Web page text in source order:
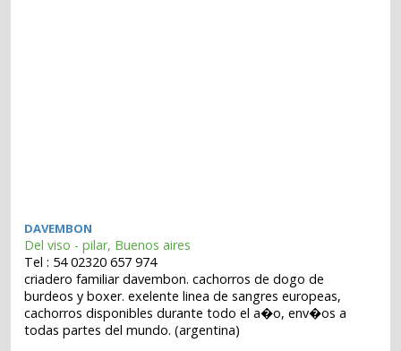
DAVEMBON
Del viso - pilar, Buenos aires
Tel : 54 02320 657 974
criadero familiar davembon. cachorros de dogo de
burdeos y boxer. exelente linea de sangres europeas,
cachorros disponibles durante todo el a�o, env�os a
todas partes del mundo. (argentina)